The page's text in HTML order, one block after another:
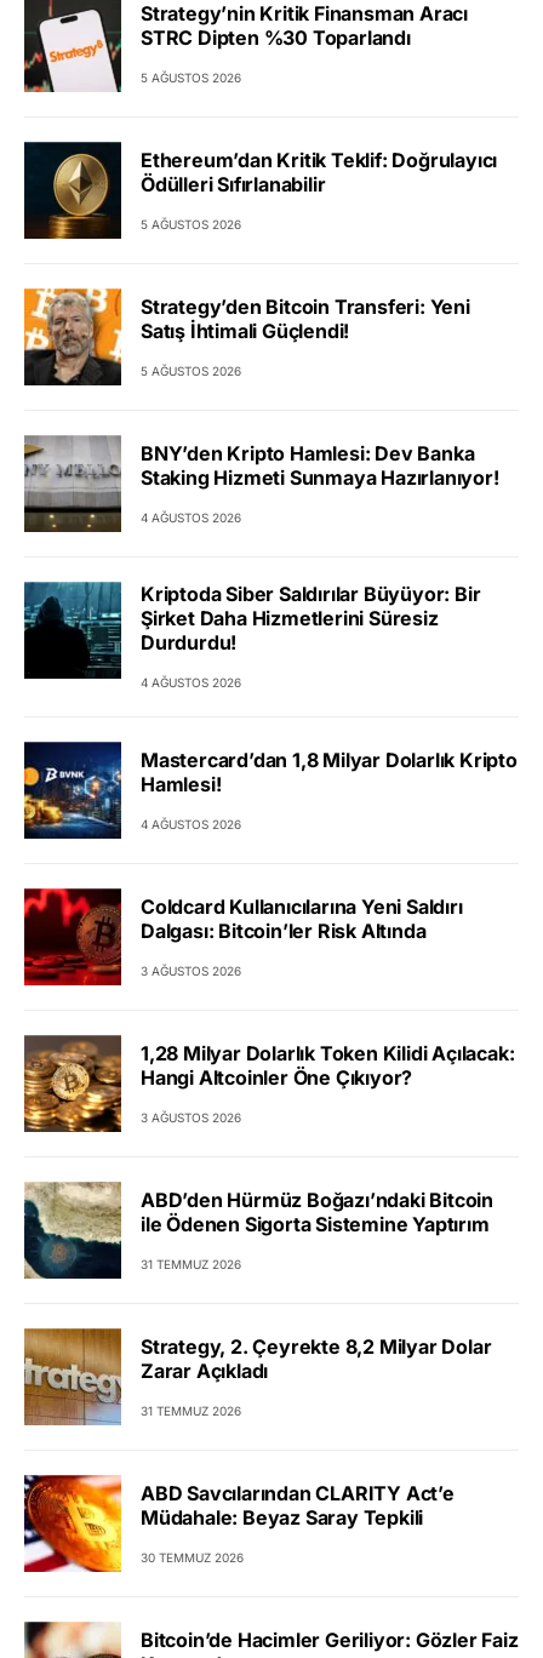
Strategy’nin Kritik Finansman Aracı
STRC Dipten %30 Toparlandı
5 AĞUSTOS 2026
Ethereum’dan Kritik Teklif: Doğrulayıcı
Ödülleri Sıfırlanabilir
5 AĞUSTOS 2026
Strategy’den Bitcoin Transferi: Yeni
Satış İhtimali Güçlendi!
5 AĞUSTOS 2026
BNY’den Kripto Hamlesi: Dev Banka
Staking Hizmeti Sunmaya Hazırlanıyor!
4 AĞUSTOS 2026
Kriptoda Siber Saldırılar Büyüyor: Bir
Şirket Daha Hizmetlerini Süresiz
Durdurdu!
4 AĞUSTOS 2026
Mastercard’dan 1,8 Milyar Dolarlık Kripto
Hamlesi!
4 AĞUSTOS 2026
Coldcard Kullanıcılarına Yeni Saldırı
Dalgası: Bitcoin’ler Risk Altında
3 AĞUSTOS 2026
1,28 Milyar Dolarlık Token Kilidi Açılacak:
Hangi Altcoinler Öne Çıkıyor?
3 AĞUSTOS 2026
ABD’den Hürmüz Boğazı’ndaki Bitcoin
ile Ödenen Sigorta Sistemine Yaptırım
31 TEMMUZ 2026
Strategy, 2. Çeyrekte 8,2 Milyar Dolar
Zarar Açıkladı
31 TEMMUZ 2026
ABD Savcılarından CLARITY Act’e
Müdahale: Beyaz Saray Tepkili
30 TEMMUZ 2026
Bitcoin’de Hacimler Geriliyor: Gözler Faiz